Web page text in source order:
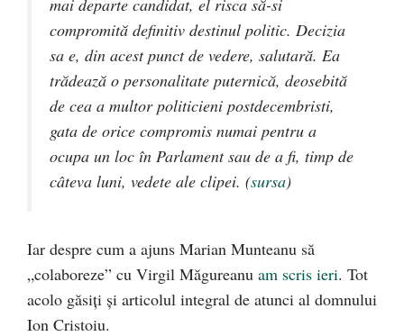
mai departe candidat, el risca să-si
compromită definitiv destinul politic. Decizia
sa e, din acest punct de vedere, salutară. Ea
trădează o personalitate puternică, deosebită
de cea a multor politicieni postdecembristi,
gata de orice compromis numai pentru a
ocupa un loc în Parlament sau de a fi, timp de
câteva luni, vedete ale clipei. (sursa)
Iar despre cum a ajuns Marian Munteanu să
„colaboreze” cu Virgil Măgureanu am scris ieri. Tot
acolo găsiți și articolul integral de atunci al domnului
Ion Cristoiu.